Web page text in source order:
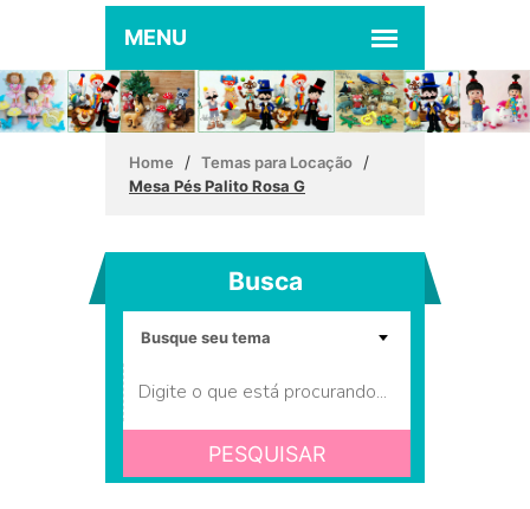
Home / Temas para Locação /
Mesa Pés Palito Rosa G
Busca
PESQUISAR